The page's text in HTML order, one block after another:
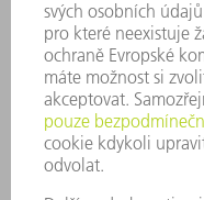
SECURITY
TISKOVÉ ZPRÁVY
MAGAZÍN
UDRŽITELNOST
ŽIVOTNÍ PROSTŘEDÍ &
SOCIÁLNÍ TÉMA &
VEDENÍ FIRMY